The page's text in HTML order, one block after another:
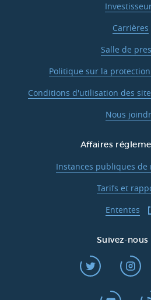
Carrières
Salle de
Politique sur la
Conditions d'utilisation des
Nous
Affaires
Instances publiques
Tarifs et
Ententes
Suivez-nous